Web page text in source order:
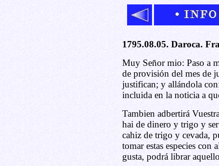
1795.08.05. Daroca.
Muy Señor mio: Paso a
de provisión del mes de
justifican; y allándola
incluida en la noticia a
Tambien adbertirá
hai de dinero y trigo y
cahiz de trigo y cevada,
tomar estas especies con
gusta, podrá librar